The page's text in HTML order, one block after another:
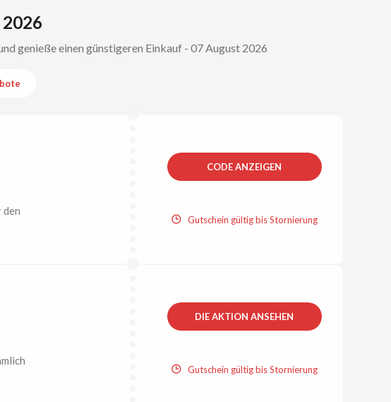
genieße einen günstigeren Einkauf - 07 August 2026
den
CODE ANZEIGEN
Gutschein gültig bis Stornierung
DIE AKTION ANSEHEN
Gutschein gültig bis Stornierung